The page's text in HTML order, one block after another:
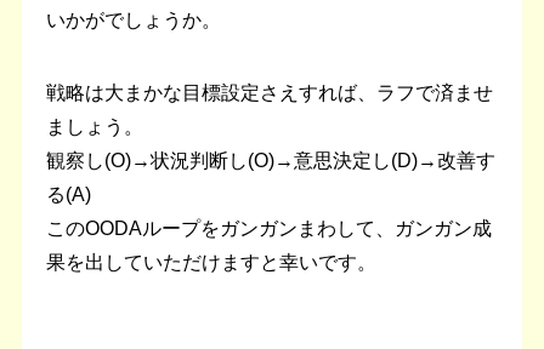
いかがでしょうか。
戦略は大まかな目標設定さえすれば、ラフで済ませ
ましょう。
観察し(O)→状況判断し(O)→意思決定し(D)→改善す
る(A)
このOODAループをガンガンまわして、ガンガン成
果を出していただけますと幸いです。